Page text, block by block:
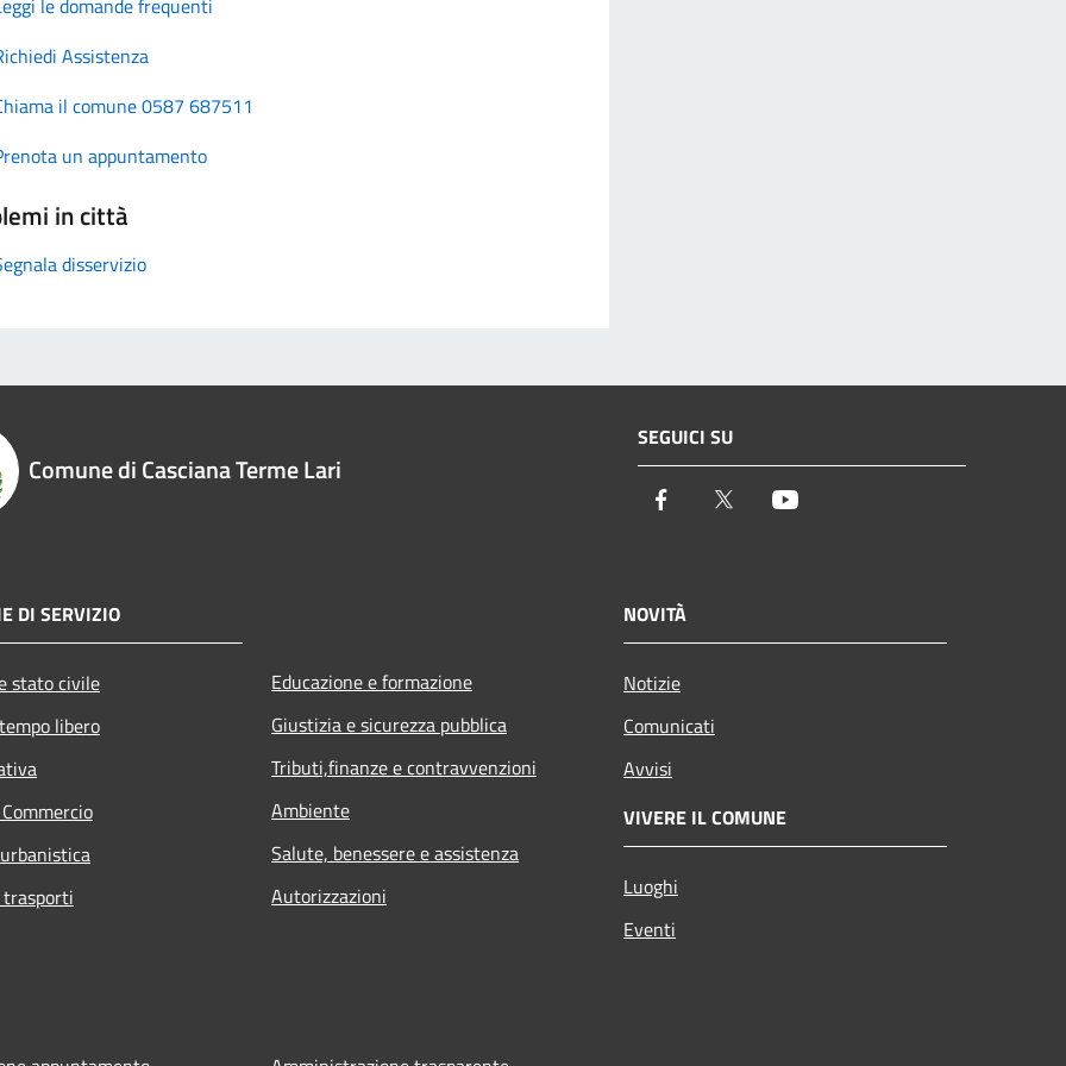
Assistenza
il comune 0587 687511
un appuntamento
in città
disservizio
Comune di Casciana Terme Lari
SEGUICI SU
Facebook Twitter
DI SERVIZIO
stato civile
libero
Educazione e formazione
Giustizia e sicurezza pubblica
Tributi,finanze e contravvenzioni
Ambiente
Salute, benessere e assistenza
Autorizzazioni
NOVITÀ
Notizie
Comunicati
Avvisi
VIVERE IL COMUNE
Luoghi
Eventi